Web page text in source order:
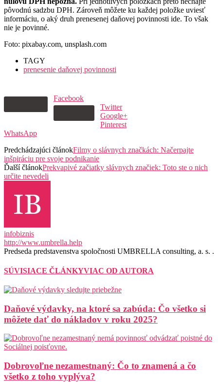
pôvodnú sadzbu DPH. Zároveň môžete ku každej položke uviesť
informáciu, o aký druh prenesenej daňovej povinnosti ide. To však
nie je povinné.
Foto: pixabay.com, unsplash.com
TAGY
prenesenie daňovej povinnosti
Facebook
Twitter
Google+
Pinterest
WhatsApp
Predchádzajúci článokFilmy o slávnych značkách: Načerpajte
inšpiráciu pre svoje podnikanie
Ďalší článokPrekvapivé začiatky slávnych značiek: Toto ste o nich
určite nevedeli
infobiznis
http://www.umbrella.help
Predseda predstavenstva spoločnosti UMBRELLA consulting, a. s. .
SÚVISIACE ČLÁNKYVIAC OD AUTORA
Daňové výdavky, na ktoré sa zabúda: Čo všetko si
môžete dať do nákladov v roku 2025?
Dobrovoľne nezamestnaný: Čo to znamená a čo
všetko z toho vyplýva?